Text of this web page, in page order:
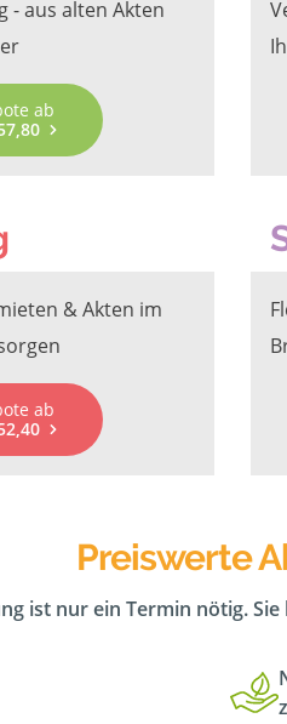
- aus alten Akten
ab
& Akten im
ab
Preiswerte
ist nur ein Termin nötig.